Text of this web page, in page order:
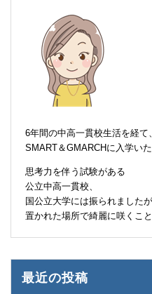
6年間の中高一貫校生活を経て、
SMART＆GMARCHに入学いた
思考力を伴う試験がある
公立中高一貫校、
国公立大学には振られましたが
置かれた場所で綺麗に咲くこ
最近の投稿